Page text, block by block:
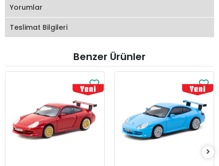
Yorumlar
Teslimat Bilgileri
Benzer Ürünler